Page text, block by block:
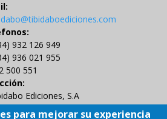
932 126 949
936 021 955
500 551
Ediciones, S.A
479, 4º
para mejorar su experiencia